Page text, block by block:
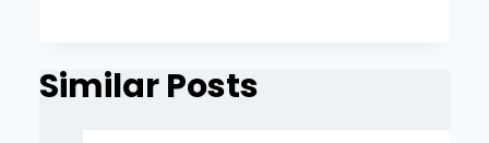
Similar Posts